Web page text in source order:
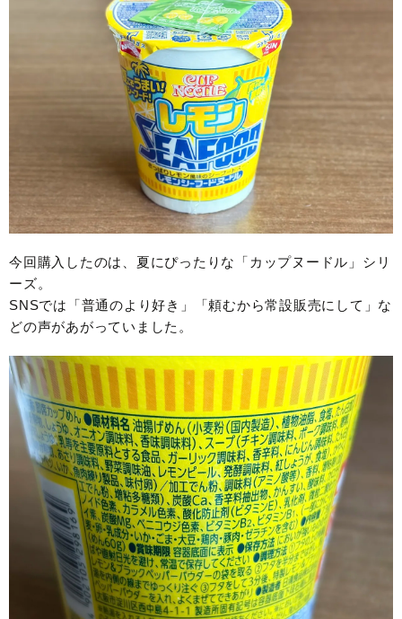
今回購入したのは、夏にぴったりな「カップヌードル」シリ
ーズ。
SNSでは「普通のより好き」「頼むから常設販売にして」な
どの声があがっていました。